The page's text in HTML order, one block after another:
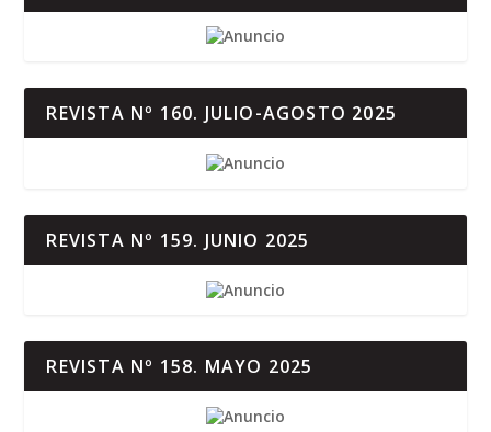
REVISTA Nº 160. JULIO-AGOSTO 2025
REVISTA Nº 159. JUNIO 2025
REVISTA Nº 158. MAYO 2025